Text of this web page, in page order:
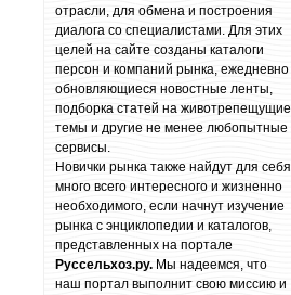
отрасли, для обмена и построения
диалога со специалистами. Для этих
целей на сайте созданы каталоги
персон и компаний рынка, ежедневно
обновляющиеся новостные ленты,
подборка статей на животрепещущие
темы и другие не менее любопытные
сервисы.
Новички рынка также найдут для себя
много всего интересного и жизненно
необходимого, если начнут изучение
рынка с энциклопедии и каталогов,
представленных на портале
Руссельхоз.ру. Мы надеемся, что
наш портал выполнит свою миссию и